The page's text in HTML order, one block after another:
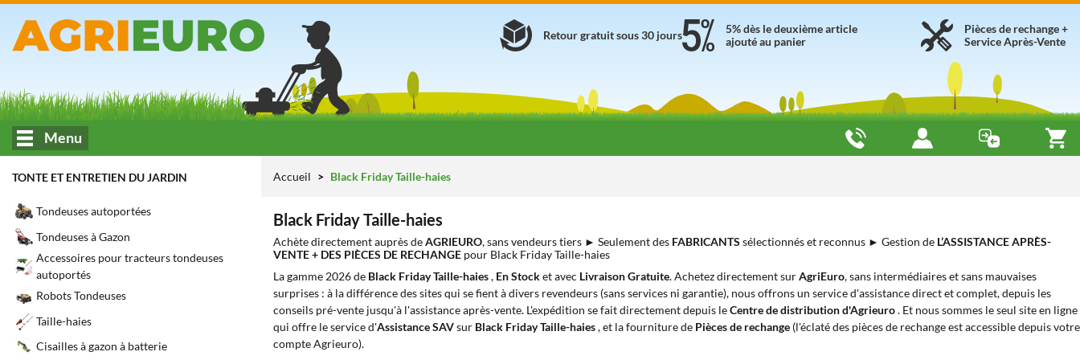
Pièces de rechange +
Service Après-Vente
5% dès le deuxième article
ajouté au panier
Retour gratuit sous 30 jours
Menu
TONTE ET ENTRETIEN DU JARDIN
Tondeuses autoportées
Tondeuses à Gazon
Accessoires pour tracteurs tondeuses
autoportés
Robots Tondeuses
Taille-haies
Cisailles à gazon à batterie
Accueil Black Friday Taille-haies
Black Friday Taille-haies
Achète directement auprès deAGRIEURO, sans vendeurs tiers ► Seulement des FABRICANTS sélectionnés et reconnus ► Gestion de L’ASSISTANCE APRÈS-
VENTE + DES PIÈCES DE RECHANGE pour Black Friday Taille-haies
La gamme 2026 de Black Friday Taille-haies, En Stocket avec Livraison Gratuite. Achetez directement surAgriEuro, sans intermédiaires et sans mauvaises
surprises : à la différence des sites qui se fient à divers revendeurs (sans services ni garantie), nous offrons un service d'assistance direct et complet, depuis les
conseils pré-vente jusqu'à l'assistance après-vente. L'expédition se fait directement depuis leCentre de distribution d'Agrieuro. Et nous sommes le seul site en ligne
qui offre le service d'Assistance SAVsur Black Friday Taille-haies, et la fourniture de Pièces de rechange (l'éclaté des pièces de rechange est accessible depuis votre
compte Agrieuro).